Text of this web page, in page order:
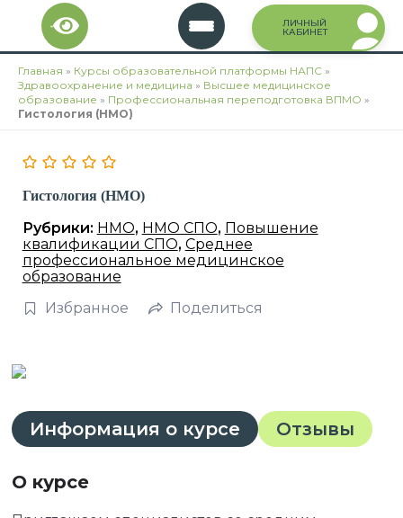
Перейти
содержимому
ЛИЧНЫЙ
КАБИНЕТ
Главная » Курсы образовательной платформы НАПС »
Здравоохранение и медицина » Высшее медицинское
образование » Профессиональная переподготовка ВПМО »
Гистология (НМО)
Гистология (НМО)
Рубрики: НМО, НМО СПО, Повышение
квалификации СПО, Среднее
профессиональное медицинское
образование
Избранное
Поделиться
Информация о курсе Отзывы
О курсе